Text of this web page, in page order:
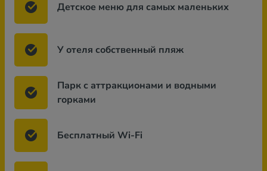
Детское меню для самых маленьких
У отеля собственный пляж
Парк с аттракционами и водными
горками
Бесплатный Wi-Fi